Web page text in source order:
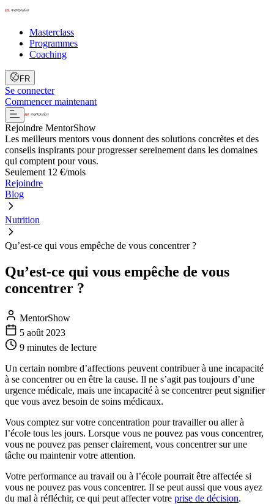
Masterclass
Programmes
Coaching
FR
Se connecter
Commencer maintenant
Rejoindre MentorShow
Les meilleurs mentors vous donnent des solutions concrètes et des
conseils inspirants pour progresser sereinement dans les domaines
qui comptent pour vous.
Seulement 12 €/mois
Rejoindre
Blog
Nutrition
Qu’est-ce qui vous empêche de vous concentrer ?
Qu’est-ce qui vous empêche de vous
concentrer ?
MentorShow
5 août 2023
9 minutes de lecture
Un certain nombre d’affections peuvent contribuer à une incapacité
à se concentrer ou en être la cause. Il ne s’agit pas toujours d’une
urgence médicale, mais une incapacité à se concentrer peut signifier
que vous avez besoin de soins médicaux.
Vous comptez sur votre concentration pour travailler ou aller à
l’école tous les jours. Lorsque vous ne pouvez pas vous concentrer,
vous ne pouvez pas penser clairement, vous concentrer sur une
tâche ou maintenir votre attention.
Votre performance au travail ou à l’école pourrait être affectée si
vous ne pouvez pas vous concentrer. Il se peut aussi que vous ayez
du mal à réfléchir, ce qui peut affecter votre prise de décision.